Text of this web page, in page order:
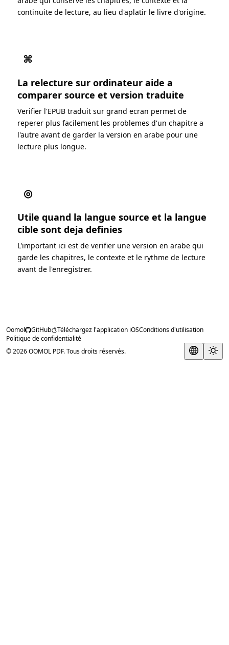
continuite de lecture, au lieu d'aplatir le livre d'origine.
⌘
La relecture sur ordinateur aide a
comparer source et version traduite
Verifier l'EPUB traduit sur grand ecran permet de
reperer plus facilement les problemes d'un chapitre a
l'autre avant de garder la version en arabe pour une
lecture plus longue.
◎
Utile quand la langue source et la langue
cible sont deja definies
L'important ici est de verifier une version en arabe qui
garde les chapitres, le contexte et le rythme de lecture
avant de l'enregistrer.
Oomol GitHub Téléchargez l'application iOSConditions d'utilisation
Politique de confidentialité
© 2026 OOMOL PDF. Tous droits réservés.